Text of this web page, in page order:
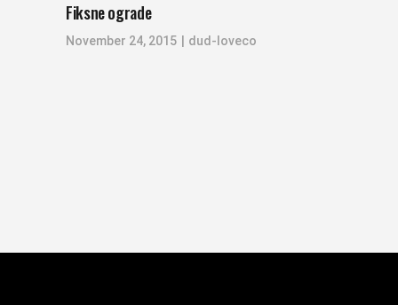
Fiksne ograde
November 24, 2015 dud-loveco